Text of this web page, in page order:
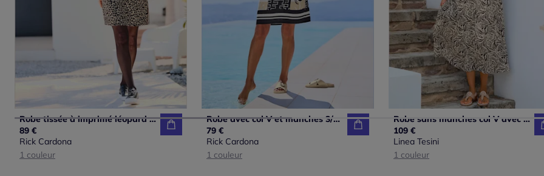
Robe tissée à imprimé léopard avec encolure V sportive
89 €
Rick Cardona
1 couleur
Robe avec col V et manches 3/4 à motif graphique
79 €
Rick Cardona
1 couleur
Robe sans manches col V avec motif zèbre moderne
109 €
Linea Tesini
1 couleur